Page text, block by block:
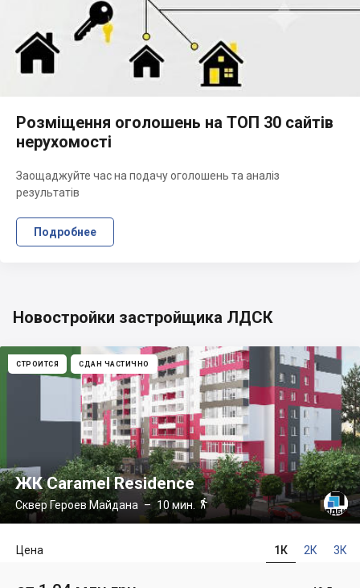
Розміщення оголошень на ТОП 30 сайтів
нерухомості
Заощаджуйте час на подачу оголошень та аналіз
результатів
Подробнее
Новостройки застройщика ЛДСК
СТРОИТСЯ СДАН ЧАСТИЧНО
ЖК Caramel Residence
Сквер Героев Майдана – 10 мин. 
1К 2К 3К
Цена